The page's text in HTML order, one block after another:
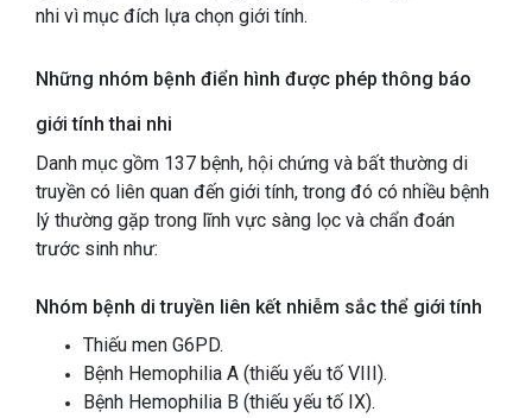
nhi vì mục đích lựa chọn giới tính.
Những nhóm bệnh điển hình được phép thông báo
giới tính thai nhi
Danh mục gồm 137 bệnh, hội chứng và bất thường di
truyền có liên quan đến giới tính, trong đó có nhiều bệnh
lý thường gặp trong lĩnh vực sàng lọc và chẩn đoán
trước sinh như:
Nhóm bệnh di truyền liên kết nhiễm sắc thể giới tính
Thiếu men G6PD.
Bệnh Hemophilia A (thiếu yếu tố VIII).
Bệnh Hemophilia B (thiếu yếu tố IX).